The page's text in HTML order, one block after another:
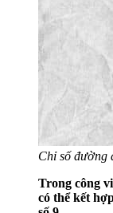
Chỉ số đường
Trong công
có thể kết